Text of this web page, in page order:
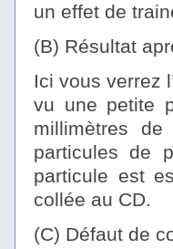
un effet de
(B) Résultat
Ici vous verrez
vu une petite
millimètres
particules de
particule est
collée au CD.
(C) Défaut de